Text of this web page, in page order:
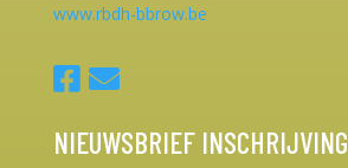
www.rbdh-bbrow.be
NIEUWSBRIEF INSCHRIJVING